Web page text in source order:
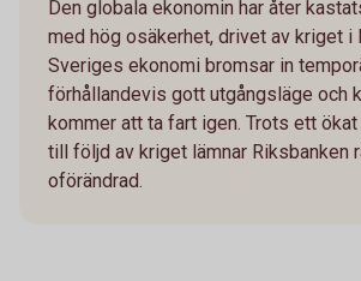
Den globala ekonomin har åter
med hög osäkerhet, drivet av kriget i
Sveriges ekonomi bromsar in
förhållandevis gott utgångsläge och
kommer att ta fart igen. Trots ett
till följd av kriget lämnar Riksbanken
oförändrad.